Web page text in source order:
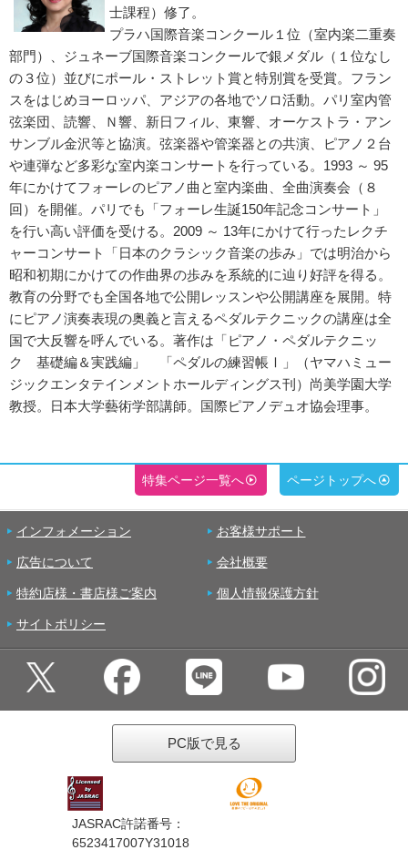
士課程）修了。
プラハ国際音楽コンクール１位（室内楽二重奏
部門）、ジュネーブ国際音楽コンクールで銀メダル（１位なし
の３位）並びにポール・ストレット賞と特別賞を受賞。フラン
スをはじめヨーロッパ、アジアの各地でソロ活動。パリ室内管
弦楽団、読響、Ｎ響、新日フィル、東響、オーケストラ・アン
サンブル金沢等と協演。弦楽器や管楽器との共演、ピアノ２台
や連弾など多彩な室内楽コンサートを行っている。1993 ～ 95
年にかけてフォーレのピアノ曲と室内楽曲、全曲演奏会（８
回）を開催。パリでも「フォーレ生誕150年記念コンサート」
を行い高い評価を受ける。2009 ～ 13年にかけて行ったレクチ
ャーコンサート「日本のクラシック音楽の歩み」では明治から
昭和初期にかけての作曲界の歩みを系統的に辿り好評を得る。
教育の分野でも全国各地で公開レッスンや公開講座を展開。特
にピアノ演奏表現の奥義と言えるペダルテクニックの講座は全
国で大反響を呼んでいる。著作は「ピアノ・ペダルテクニッ
ク 基礎編＆実践編」 「ペダルの練習帳Ⅰ」（ヤマハミュー
ジックエンタテインメントホールディングス刊）尚美学園大学
教授。日本大学藝術学部講師。国際ピアノデュオ協会理事。
特集ページ一覧へ ページトップへ
インフォメーション お客様サポート
広告について 会社概要
特約店様・書店様ご案内 個人情報保護方針
サイトポリシー
PC版で見る
JASRAC許諾番号：
6523417007Y31018